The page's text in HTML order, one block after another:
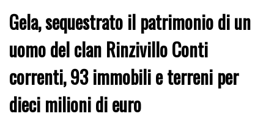
Gela, sequestrato il patrimonio di un
uomo del clan Rinzivillo Conti
correnti, 93 immobili e terreni per
dieci milioni di euro